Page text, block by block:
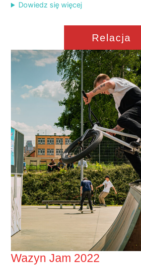
Dowiedz się więcej
Relacja
Wazyn Jam 2022